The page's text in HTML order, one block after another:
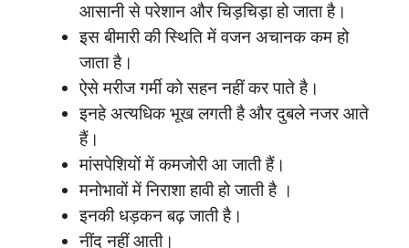
आसानी से परेशान और चिड़चिड़ा हो जाता है।
इस बीमारी की स्थिति में वजन अचानक कम हो
जाता है।
ऐसे मरीज गर्मी को सहन नहीं कर पाते है।
इनहे अत्यधिक भूख लगती है और दुबले नजर आते
हैं।
मांसपेशियों में कमजोरी आ जाती हैं।
मनोभावों में निराशा हावी हो जाती है ।
इनकी धड़कन बढ़ जाती है।
नींद नहीं आती।